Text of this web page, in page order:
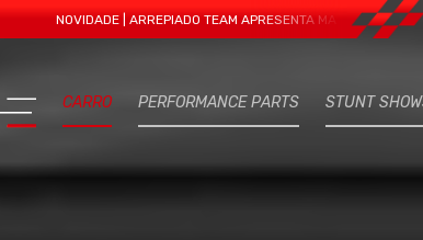
NOVIDADE | ARREPIADO TEAM APRESENTA MAIS UMA VERTENTE -
CARRO PERFORMANCE PARTS STUNT